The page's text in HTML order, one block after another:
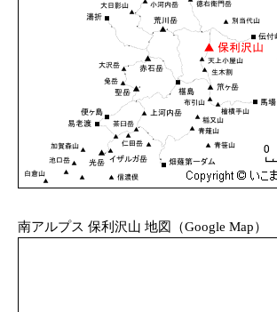
南アルプス 保利沢山 地図（Google Map）